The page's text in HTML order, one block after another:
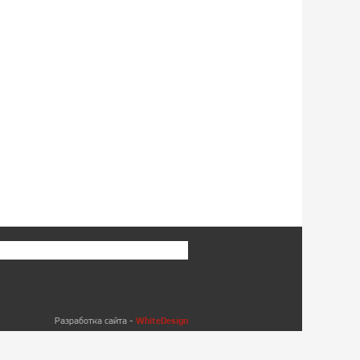
Разработка сайта - WhiteDesign